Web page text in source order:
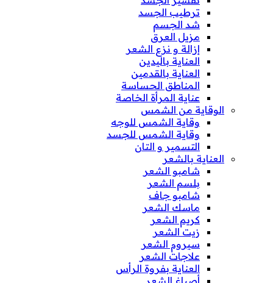
ترطيب الجسد
شد الجسم
مزيل العرق
إزالة و نزع الشعر
العناية باليدين
العناية بالقدمين
المناطق الحساسة
عناية المرأة الخاصة
الوقاية من الشمس
وقاية الشمس للوجه
وقاية الشمس للجسد
التسمير و التان
العناية بالشعر
شامبو الشعر
بلسم الشعر
شامبو جاف
ماسك الشعر
كريم الشعر
زيت الشعر
سيروم الشعر
علاجات الشعر
العناية بفروة الرأس
أصباغ الشعر